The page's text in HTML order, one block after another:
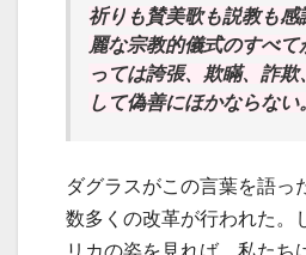
祈りも賛美歌も説教も感
麗な宗教的儀式のすべて
っては誇張、欺瞞、詐欺
して偽善にほかならない
ダグラスがこの言葉を語っ
数多くの改革が行われた。
リカの姿を見れば、私たち